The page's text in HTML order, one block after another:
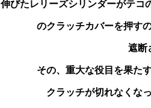
伸びたレリーズシリンダーがテコ
のクラッチカバーを押す
遮断
その、重大な役目を果た
クラッチが切れなくな